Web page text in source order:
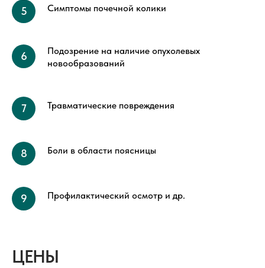
Симптомы почечной колики
Подозрение на наличие опухолевых
новообразований
Травматические повреждения
Боли в области поясницы
Профилактический осмотр и др.
ЦЕНЫ